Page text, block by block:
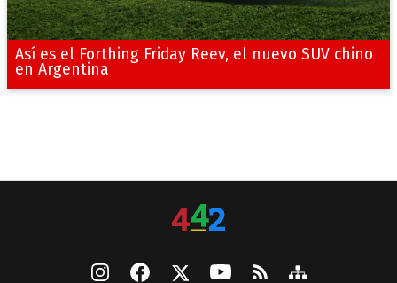
Así es el Forthing Friday Reev, el nuevo SUV chino
en Argentina